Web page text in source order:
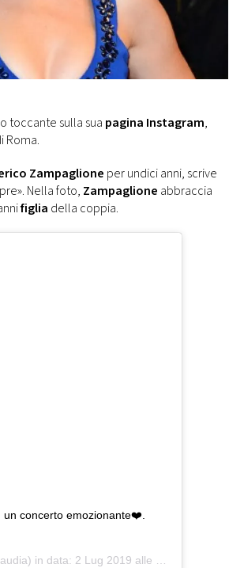
toccante sulla sua pagina Instagram,
Roma.
Zampaglione per undici anni, scrive
Nella foto, Zampaglione abbraccia
figlia della coppia.
un concerto emozionante❤️.
in data: 2 Lug 2019 alle ore 4:12 PDT